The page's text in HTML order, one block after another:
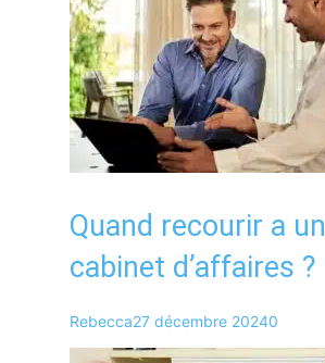
Quand recourir a un
cabinet d’affaires ?
Rebecca27 décembre 20240